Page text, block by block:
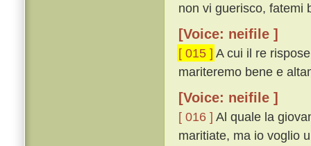
non vi guerisco, fatemi
[Voice: neifile ]
[ 015 ] A cui il re
mariteremo bene e
[Voice: neifile ]
[ 016 ] Al quale la
maritiate, ma io voglio